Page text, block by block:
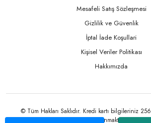
Mesafeli Satış Sözleşmesi
Gizlilik ve Güvenlik
İptal İade Koşullari
Kişisel Veriler Politikası
Hakkımızda
© Tüm Hakları Saklıdır. Kredi kartı bilgileriniz
korunmaktadır.